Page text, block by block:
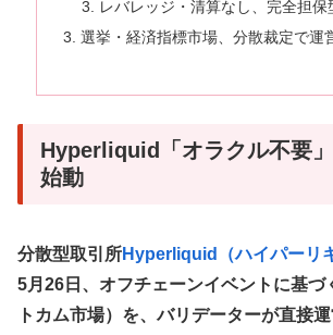
レバレッジ・清算なし、完全担保
選挙・経済指標市場、分散裁定で運
Hyperliquid「オラクル不要
始動
分散型取引所Hyperliquid（ハイパーリ
5月26日、オフチェーンイベントに基づ
トカム市場）を、バリデーターが直接